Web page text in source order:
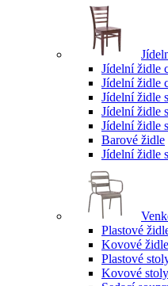
Jídelní židle
Jídelní židle
Jídelní židle
Jídelní židle
Jídelní židle
Barové židle
Jídelní židle
Plastové
Kovové židle
Plastové
Kovové stoly